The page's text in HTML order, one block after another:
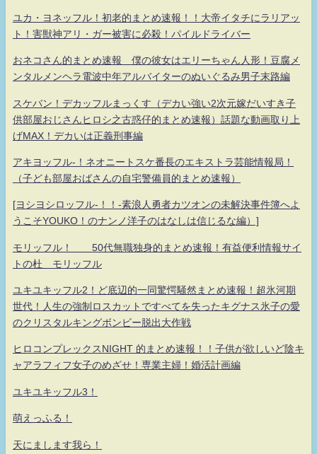
ユカ・ヨネッフル！初老的まとめ速報！！大帝イタチにラリアッ
ト！害獣神アリ・ガー被害に必殺！パイルドライバー
おネコさん的まとめ速報 僕の彼女はエリーちゃん人形！豆腐メ
ンタルメンヘラ電波中年アルバイターのぬいぐるみ男子末路編
スケバン！デカッフルまっくす（デカい強い2次元嫁だいすき子
供部屋おじさんヒロシ之古惑仔的まとめ速報）話題な動画取り上
げMAX！デカいは正義刑事編
アキヨッフル-！ネオニートスケ番長のエキストラ芸能情報局！
（子ども部屋おばさんの自宅警備員的まとめ速報）
[ヨシヨシロッフル-！！-素浪人勇者カツオンの未解決事件簿へよ
うこそYOUKO！のナンノ洋子のはなしは信じるな編）]
モリッフル！ 50代無職独身的まとめ速報！有益便利情報サイ
トの杜 モリッフル
ユキユキッフル2！ど底辺的一同驚愕騒然まとめ速報！超氷河期
世代！人生の強制ロスカットですべてを失ったキグナス氷子の愛
のクリスタルキングボンビー脱出大作戦
ヒロコンプレックスNIGHT 的まとめ速報！！子供が欲しいど陰キ
ャアラフィフ女子のめざせ！専業主婦！婚活計画編
ユキユキッフル3！
萌えっふる！
天にまします我ら！